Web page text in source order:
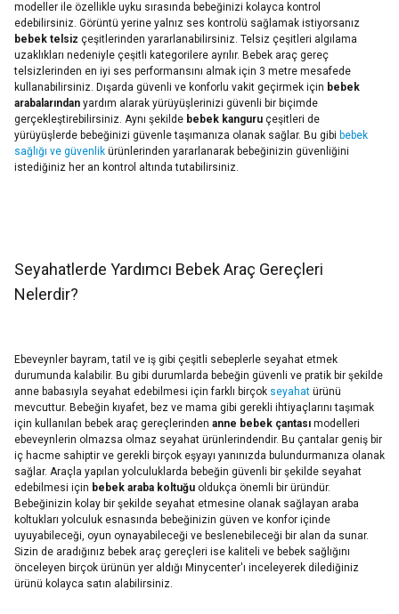
modeller ile özellikle uyku sırasında bebeğinizi kolayca kontrol
edebilirsiniz. Görüntü yerine yalnız ses kontrolü sağlamak istiyorsanız
bebek telsiz çeşitlerinden yararlanabilirsiniz. Telsiz çeşitleri algılama
uzaklıkları nedeniyle çeşitli kategorilere ayrılır. Bebek araç gereç
telsizlerinden en iyi ses performansını almak için 3 metre mesafede
kullanabilirsiniz. Dışarda güvenli ve konforlu vakit geçirmek için bebek
arabalarından yardım alarak yürüyüşlerinizi güvenli bir biçimde
gerçekleştirebilirsiniz. Aynı şekilde bebek kanguru çeşitleri de
yürüyüşlerde bebeğinizi güvenle taşımanıza olanak sağlar. Bu gibi bebek
sağlığı ve güvenlik ürünlerinden yararlanarak bebeğinizin güvenliğini
istediğiniz her an kontrol altında tutabilirsiniz.
Seyahatlerde Yardımcı Bebek Araç Gereçleri
Nelerdir?
Ebeveynler bayram, tatil ve iş gibi çeşitli sebeplerle seyahat etmek
durumunda kalabilir. Bu gibi durumlarda bebeğin güvenli ve pratik bir şekilde
anne babasıyla seyahat edebilmesi için farklı birçok seyahat ürünü
mevcuttur. Bebeğin kıyafet, bez ve mama gibi gerekli ihtiyaçlarını taşımak
için kullanılan bebek araç gereçlerinden anne bebek çantası modelleri
ebeveynlerin olmazsa olmaz seyahat ürünlerindendir. Bu çantalar geniş bir
iç hacme sahiptir ve gerekli birçok eşyayı yanınızda bulundurmanıza olanak
sağlar. Araçla yapılan yolculuklarda bebeğin güvenli bir şekilde seyahat
edebilmesi için bebek araba koltuğu oldukça önemli bir üründür.
Bebeğinizin kolay bir şekilde seyahat etmesine olanak sağlayan araba
koltukları yolculuk esnasında bebeğinizin güven ve konfor içinde
uyuyabileceği, oyun oynayabileceği ve beslenebileceği bir alan da sunar.
Sizin de aradığınız bebek araç gereçleri ise kaliteli ve bebek sağlığını
önceleyen birçok ürünün yer aldığı Minycenter'ı inceleyerek dilediğiniz
ürünü kolayca satın alabilirsiniz.